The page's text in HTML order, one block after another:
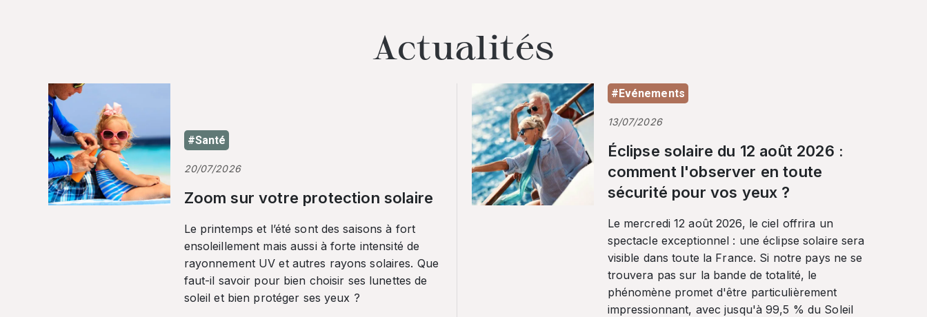
Actualités
#Santé
20/07/2026
Zoom sur votre protection solaire
Le printemps et l’été sont des saisons à fort
ensoleillement mais aussi à forte intensité de
rayonnement UV et autres rayons solaires. Que
faut-il savoir pour bien choisir ses lunettes de
soleil et bien protéger ses yeux ?
#Evénements
13/07/2026
Éclipse solaire du 12 août 2026 :
comment l'observer en toute
sécurité pour vos yeux ?
Le mercredi 12 août 2026, le ciel offrira un
spectacle exceptionnel : une éclipse solaire sera
visible dans toute la France. Si notre pays ne se
trouvera pas sur la bande de totalité, le
phénomène promet d'être particulièrement
impressionnant, avec jusqu'à 99,5 % du Soleil